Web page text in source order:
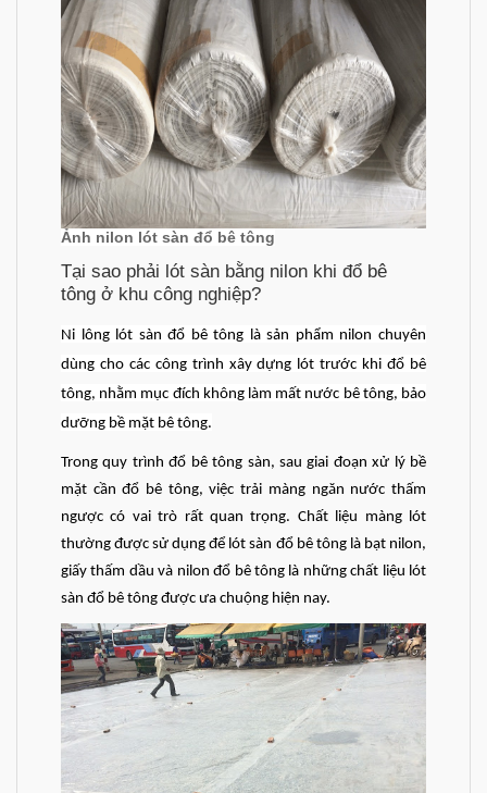
Ảnh nilon lót sàn đổ bê tông
Tại sao phải lót sàn bằng nilon khi đổ bê
tông ở khu công nghiệp?
Ni lông lót sàn đổ bê tông là sản phẩm nilon chuyên
dùng cho các công trình xây dựng lót trước khi đổ bê
tông, nhằm mục đích không làm mất nước bê tông, bảo
dưỡng bề mặt bê tông.
Trong quy trình đổ bê tông sàn, sau giai đoạn xử lý bề
mặt cần đổ bê tông, việc trải màng ngăn nước thấm
ngược có vai trò rất quan trọng. Chất liệu màng lót
thường được sử dụng để lót sàn đổ bê tông là bạt nilon,
giấy thấm dầu và nilon đổ bê tông là những chất liệu lót
sàn đổ bê tông được ưa chuộng hiện nay.